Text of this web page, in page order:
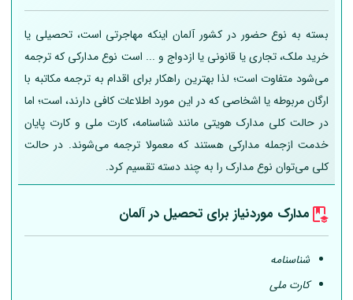
بسته به نوع حضور در کشور آلمان اینکه مهاجرتی است، تحصیلی یا
خرید ملک، تجاری یا قانونی یا ازدواج و ... است نوع مدارکی که ترجمه
می‌شود متفاوت است؛ لذا بهترین راهکار برای اقدام به ترجمه مکاتبه با
ارگان مربوطه یا اشخاصی که در این مورد اطلاعات کافی دارند، است؛ اما
در حالت کلی مدارک هویتی مانند شناسنامه، کارت ملی و کارت پایان
خدمت ازجمله مدارکی هستند که معمولا ترجمه می‌شوند. در حالت
کلی می‌توان نوع مدارک را به چند دسته تقسیم کرد.
مدارک موردنیاز برای تحصیل درآلمان
شناسنامه
کارت ملی